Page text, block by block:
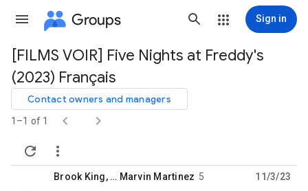
Groups Sign in
Group
path
[FILMS VOIR] Five Nights at Freddy's
(2023) Français
Contact owners and managers
1–1 of 1 



Brook King, … Marvin Martinez 5 11/3/23